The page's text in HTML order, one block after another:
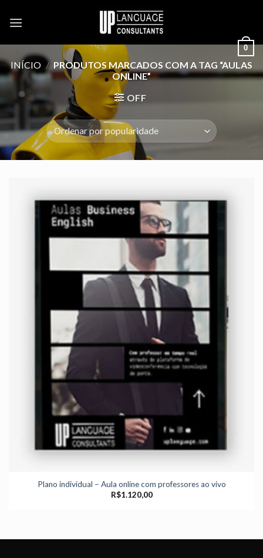
0
INÍCIO / PRODUTOS MARCADOS COM A TAG “AULAS
ONLINE”
OFF
Plano individual – Aula online com professores ao vivo
R$1.120,00